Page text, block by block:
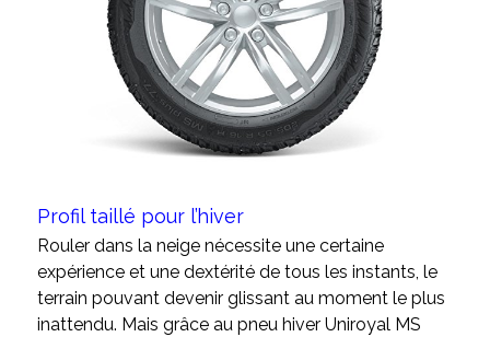
Profil taillé pour l’hiver
Rouler dans la neige nécessite une certaine
expérience et une dextérité de tous les instants, le
terrain pouvant devenir glissant au moment le plus
inattendu. Mais grâce au pneu hiver Uniroyal MS